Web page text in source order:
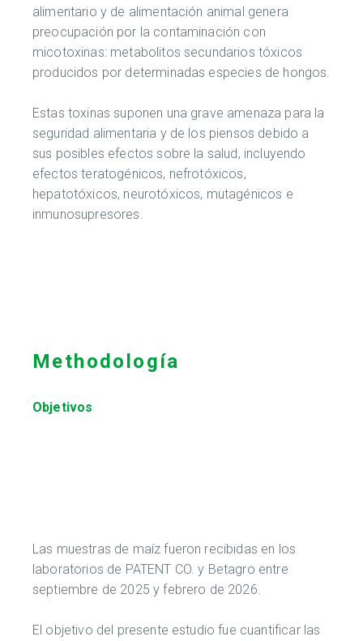
alimentario y de alimentación animal genera
preocupación por la contaminación con
micotoxinas: metabolitos secundarios tóxicos
producidos por determinadas especies de hongos.
Estas toxinas suponen una grave amenaza para la
seguridad alimentaria y de los piensos debido a
sus posibles efectos sobre la salud, incluyendo
efectos teratogénicos, nefrotóxicos,
hepatotóxicos, neurotóxicos, mutagénicos e
inmunosupresores.
Methodología
Objetivos
Las muestras de maíz fueron recibidas en los
laboratorios de PATENT CO. y Betagro entre
septiembre de 2025 y febrero de 2026.
El objetivo del presente estudio fue cuantificar las